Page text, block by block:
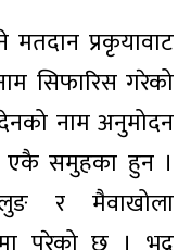
प्रकृयावाट
सिफारिस गरेको
नाम अनुमोदन
समुहका हुन ।
र मैवाखोला